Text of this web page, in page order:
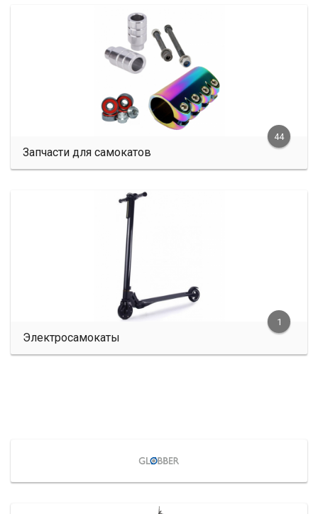
Запчасти для самокатов
44
Электросамокаты
1